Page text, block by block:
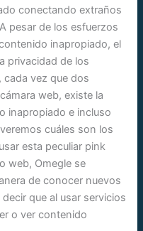
conectando extraños
pesar de los esfuerzos
inapropiado, el
privacidad de los
cada vez que dos
web, existe la
inapropiado e incluso
cuáles son los
esta peculiar pink
web, Omegle se
de conocer nuevos
que al usar servicios
o ver contenido